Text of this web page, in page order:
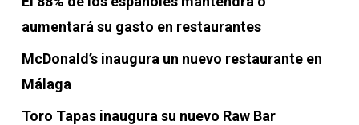
aumentará su gasto en restaurantes
McDonald’s inaugura un nuevo restaurante en
Málaga
Toro Tapas inaugura su nuevo Raw Bar